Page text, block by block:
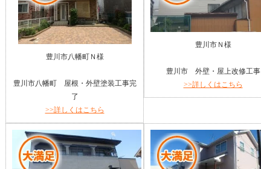
豊川市八幡町Ｎ様
豊川市八幡町 屋根・外壁塗装工事完
了
>>詳しくはこちら
豊川市Ｎ様
豊川市 外壁・屋上改修工事
>>詳しくはこちら